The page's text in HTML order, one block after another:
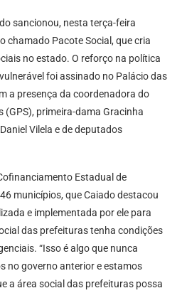
sancionou, nesta terça-feira
chamado Pacote Social, que cria
no estado. O reforço na política
foi assinado no Palácio das
a presença da coordenadora do
(GPS), primeira-dama Gracinha
Vilela e de deputados
Estadual de
municípios, que Caiado destacou
e implementada por ele para
das prefeituras tenha condições
“Isso é algo que nunca
no governo anterior e estamos
a área social das prefeituras possa